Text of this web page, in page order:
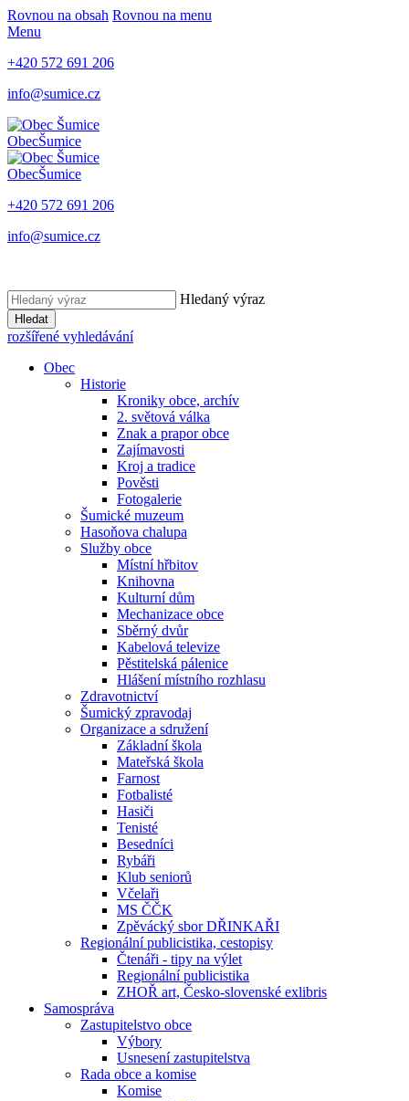
Rovnou na obsah Rovnou na menu
Menu
+420 572 691 206
info@sumice.cz
ObecŠumice
ObecŠumice
+420 572 691 206
info@sumice.cz
Hledaný výraz
Hledat
rozšířené vyhledávání
Obec
Historie
Kroniky obce, archív
2. světová válka
Znak a prapor obce
Zajímavosti
Kroj a tradice
Pověsti
Fotogalerie
Šumické muzeum
Hasoňova chalupa
Služby obce
Místní hřbitov
Knihovna
Kulturní dům
Mechanizace obce
Sběrný dvůr
Kabelová televize
Pěstitelská pálenice
Hlášení místního rozhlasu
Zdravotnictví
Šumický zpravodaj
Organizace a sdružení
Základní škola
Mateřská škola
Farnost
Fotbalisté
Hasiči
Tenisté
Besedníci
Rybáři
Klub seniorů
Včelaři
MS ČČK
Zpěvácký sbor DŘINKAŘI
Regionální publicistika, cestopisy
Čtenáři - tipy na výlet
Regionální publicistika
ZHOŘ art, Česko-slovenské exlibris
Samospráva
Zastupitelstvo obce
Výbory
Usnesení zastupitelstva
Rada obce a komise
Komise